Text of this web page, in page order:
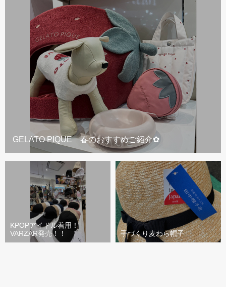
GELATO PIQUE 春のおすすめご紹介✿
KPOPアイドル着用！
VARZAR発売！！
手づくり麦わら帽子